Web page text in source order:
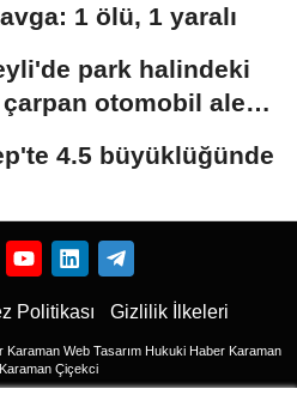
1 ölü, 1 yaralı
park halindeki
otomobil alev
4.5 büyüklüğünde
Politikası Gizlilik İlkeleri
Karaman Web Tasarım Hukuki Haber Karaman
Karaman Çiçekci